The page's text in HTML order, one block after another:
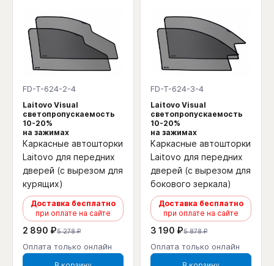
FD-T-624-2-4
Laitovo Visual
светопропускаемость
10-20%
на зажимах
Каркасные автошторки
Laitovo для передних
дверей (с вырезом для
курящих)
Доставка бесплатно
при оплате на сайте
2 890 ₽5 278 ₽
Оплата только онлайн
FD-T-624-3-4
Laitovo Visual
светопропускаемость
10-20%
на зажимах
Каркасные автошторки
Laitovo для передних
дверей (с вырезом для
бокового зеркала)
Доставка бесплатно
при оплате на сайте
3 190 ₽5 878 ₽
Оплата только онлайн